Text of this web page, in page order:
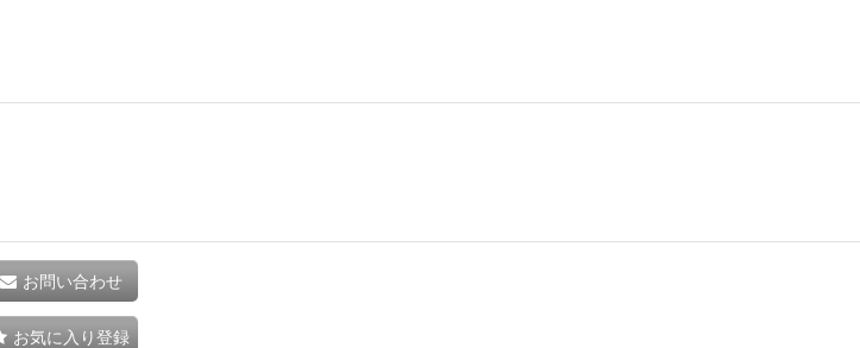
お問い合わせ
お気に入り登録